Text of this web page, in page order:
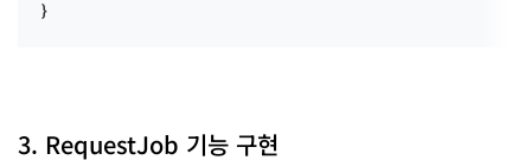
}
3. RequestJob 기능 구현